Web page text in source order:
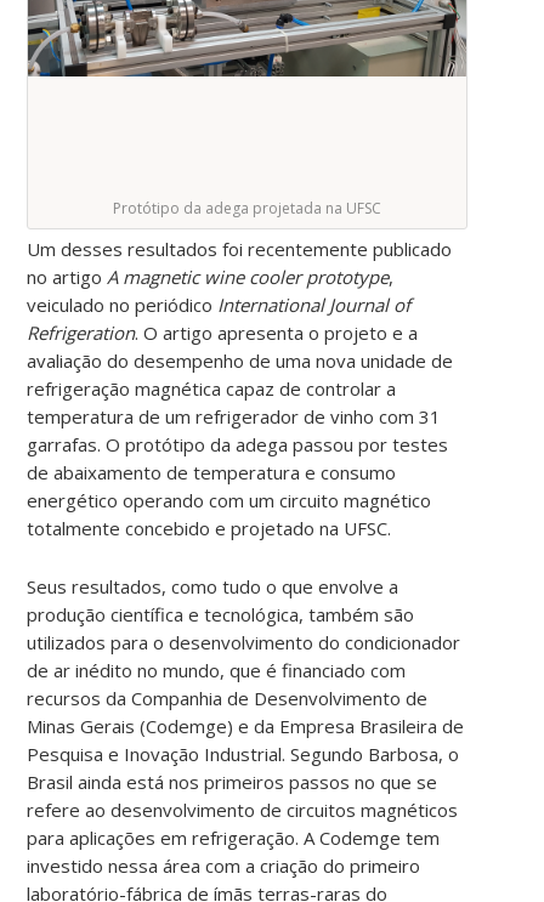
Protótipo da adega projetada na UFSC
Um desses resultados foi recentemente publicado
no artigo A magnetic wine cooler prototype,
veiculado no periódico International Journal of
Refrigeration. O artigo apresenta o projeto e a
avaliação do desempenho de uma nova unidade de
refrigeração magnética capaz de controlar a
temperatura de um refrigerador de vinho com 31
garrafas. O protótipo da adega passou por testes
de abaixamento de temperatura e consumo
energético operando com um circuito magnético
totalmente concebido e projetado na UFSC.
Seus resultados, como tudo o que envolve a
produção científica e tecnológica, também são
utilizados para o desenvolvimento do condicionador
de ar inédito no mundo, que é financiado com
recursos da Companhia de Desenvolvimento de
Minas Gerais (Codemge) e da Empresa Brasileira de
Pesquisa e Inovação Industrial. Segundo Barbosa, o
Brasil ainda está nos primeiros passos no que se
refere ao desenvolvimento de circuitos magnéticos
para aplicações em refrigeração. A Codemge tem
investido nessa área com a criação do primeiro
laboratório-fábrica de ímãs terras-raras do